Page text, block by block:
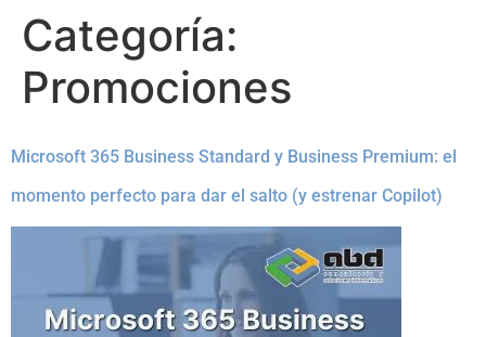
Categoría:
Promociones
Microsoft 365 Business Standard y Business Premium: el
momento perfecto para dar el salto (y estrenar Copilot)